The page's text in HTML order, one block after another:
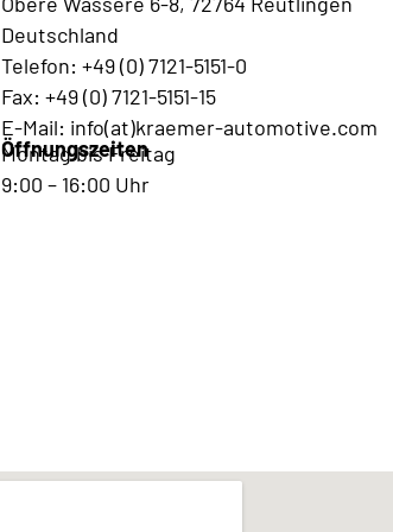
Deutschland
Telefon: +49 (0) 7121-5151-0
Fax: +49 (0) 7121-5151-15
E-Mail: info(at)kraemer-automotive.com
Öffnungszeiten
Montag bis Freitag
9:00 – 16:00 Uhr